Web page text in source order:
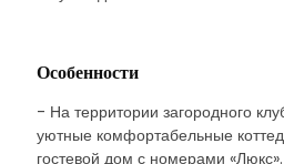
Особенности
- На территории загородного
уютные комфортабельные
гостевой дом с номерами «Люкс».